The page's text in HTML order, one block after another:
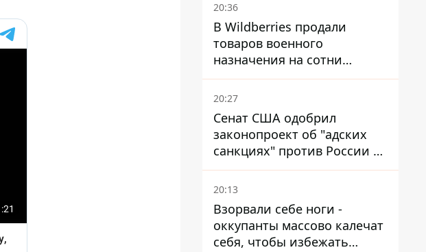
20:36
В Wildberries продали
товаров военного
назначения на сотни
миллионов, но удары ВСУ
изменили ситуацию
20:27
Сенат США одобрил
законопроект об "адских
санкциях" против России и
Ирана
20:13
Взорвали себе ноги -
оккупанты массово калечат
себя, чтобы избежать